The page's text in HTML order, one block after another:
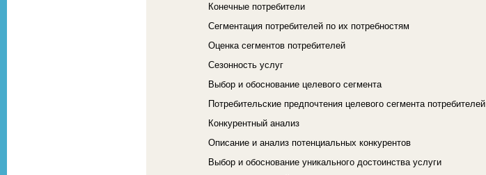
Конечные потребители
Сегментация потребителей по их потребностям
Оценка сегментов потребителей
Сезонность услуг
Выбор и обоснование целевого сегмента
Потребительские предпочтения целевого сегмента потребителей
Конкурентный анализ
Описание и анализ потенциальных конкурентов
Выбор и обоснование уникального достоинства услуги